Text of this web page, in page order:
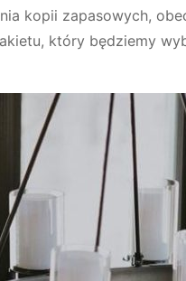
kopii zapasowych,
który będziemy